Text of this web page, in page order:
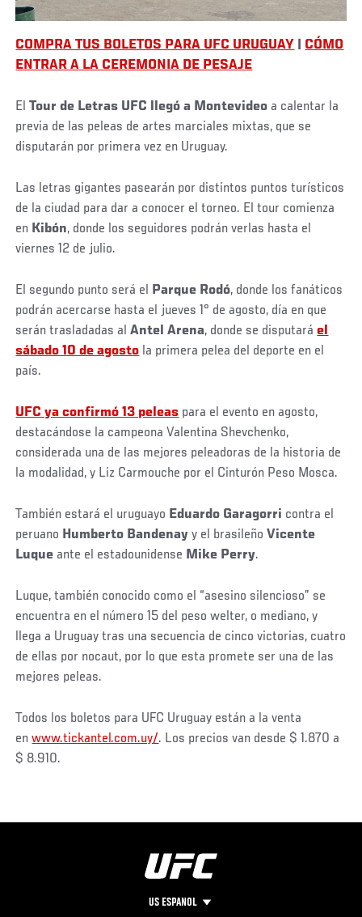
COMPRA TUS BOLETOS PARA UFC URUGUAY
CÓMO
ENTRAR A LA CEREMONIA DE PESAJE
ElTour de Letras UFC llegó a Montevideo a calentar la
previa de las peleas de artes marciales mixtas, que se
disputarán por primera vez en Uruguay.
Las letras gigantes pasearán por distintos puntos turísticos
de la ciudad para dar a conocer el torneo. El tour comienza
en Kibón, donde los seguidores podrán verlas hasta el
viernes 12 de julio.
El segundo punto será el Parque Rodó, donde los fanáticos
podrán acercarse hasta el jueves 1° de agosto, día en que
serán trasladadas alAntel Arena, donde se disputaráel
sábado 10 de agosto la primera pelea del deporte en el
país.
UFC ya confirmó 13 peleas para el evento en agosto,
destacándose la campeona Valentina Shevchenko,
considerada una de las mejores peleadoras de la historia de
la modalidad, y Liz Carmouche por el Cinturón Peso Mosca.
También estará el uruguayo Eduardo Garagorri contra el
peruano Humberto Bandenay y el brasileñoVicente
Luque ante el estadounidense Mike Perry.
Luque, también conocido como el “asesino silencioso” se
encuentra en el número 15 del peso welter, o mediano, y
llega a Uruguay tras una secuencia de cinco victorias, cuatro
de ellas por nocaut, por lo que esta promete ser una de las
mejores peleas.
Todos los boletos para UFC Uruguay están a la venta
enwww.tickantel.com.uy/. Los precios van desde $ 1.870 a
$ 8.910.
US ESPANOL